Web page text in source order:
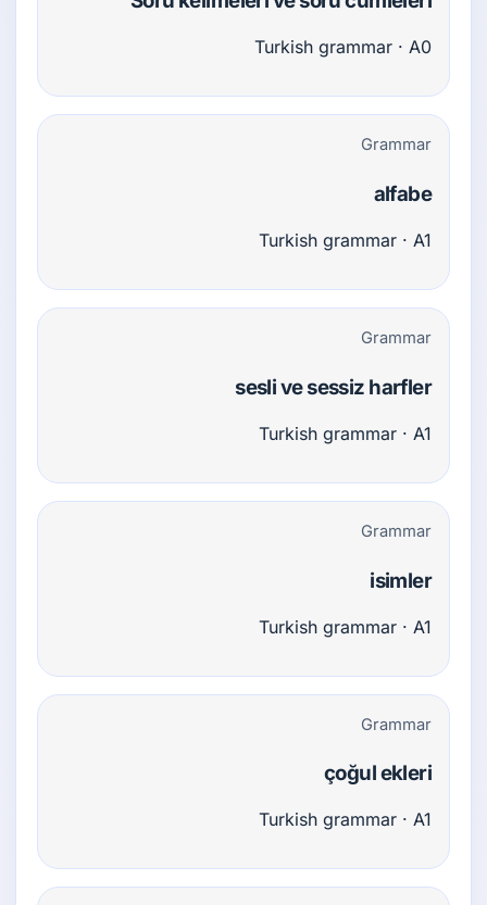
Turkish grammar · A0
Grammar
alfabe
Turkish grammar · A1
Grammar
sesli ve sessiz harfler
Turkish grammar · A1
Grammar
isimler
Turkish grammar · A1
Grammar
çoğul ekleri
Turkish grammar · A1